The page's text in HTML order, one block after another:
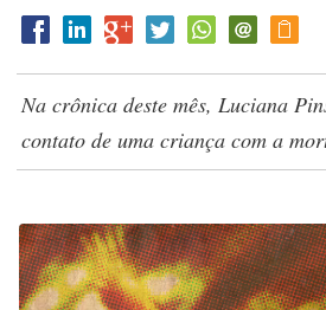
Na crônica deste mês, Luciana
contato de uma criança com a